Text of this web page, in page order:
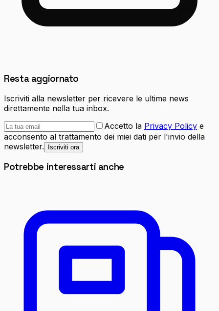
Resta aggiornato
Iscriviti alla newsletter per ricevere le ultime news
direttamente nella tua inbox.
Accetto la Privacy Policy e
acconsento al trattamento dei miei dati per l'invio della
newsletter.
Iscriviti ora
Potrebbe interessarti anche